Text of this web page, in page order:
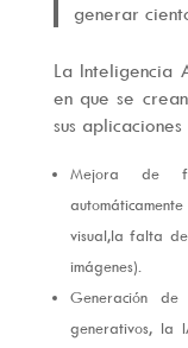
generar
La Inteligencia
en que se
sus
Mejora de
visual,la falta
imágenes).
Generación
generativos,